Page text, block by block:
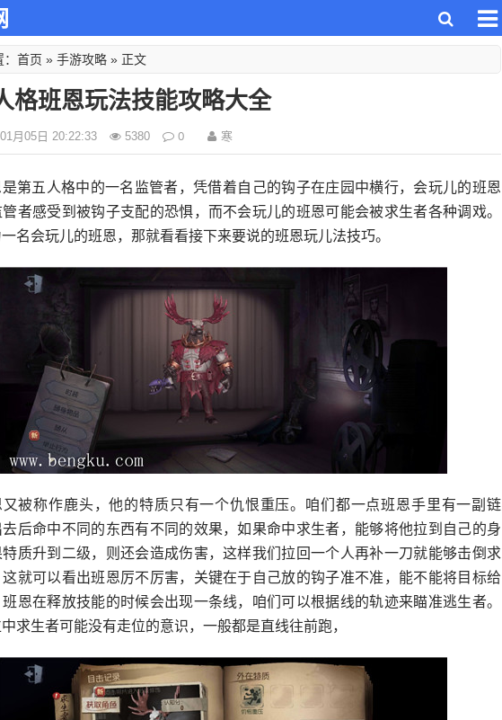
首页 » 手游攻略 » 正文
格班恩玩法技能攻略大全
月05日 20:22:33 5380 0 寒
第五人格中的一名监管者，凭借着自己的钩子在庄园中横行，会玩儿的班恩
者感受到被钩子支配的恐惧，而不会玩儿的班恩可能会被求生者各种调戏。
名会玩儿的班恩，那就看看接下来要说的班恩玩儿法技巧。
又被称作鹿头，他的特质只有一个仇恨重压。咱们都一点班恩手里有一副链
后命中不同的东西有不同的效果，如果命中求生者，能够将他拉到自己的身
质升到二级，则还会造成伤害，这样我们拉回一个人再补一刀就能够击倒求
这就可以看出班恩厉不厉害，关键在于自己放的钩子准不准，能不能将目标给
恩在释放技能的时候会出现一条线，咱们可以根据线的轨迹来瞄准逃生者。
求生者可能没有走位的意识，一般都是直线往前跑，